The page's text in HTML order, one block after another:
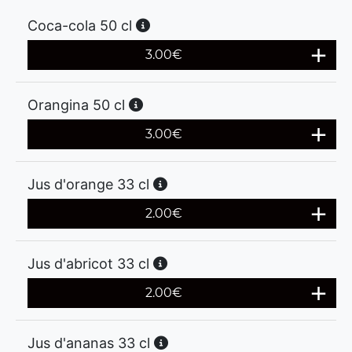
Coca-cola 50 cl
3.00€
Orangina 50 cl
3.00€
Jus d'orange 33 cl
2.00€
Jus d'abricot 33 cl
2.00€
Jus d'ananas 33 cl